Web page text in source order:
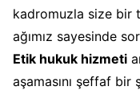
kadromuzla size bir
ağımız sayesinde
Etik hukuk hizmeti
aşamasını şeffaf